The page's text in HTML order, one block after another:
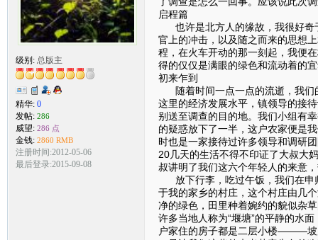
级别: 总版主
精华: 0
发帖: 286
威望: 286 点
金钱: 2860 RMB
注册时间:2012-05-06
最后登录:2015-09-08
启程篇
也许是北方人的缘故，我很好奇
官上的冲击，以及随之而来的思想
程，在火车开动的那一刻起，我便
得的仅仅是满眼的绿色和流动着的
初来乍到
随着时间一点一点的流逝，我们
这里的经济发展水平，镇领导的接
别送至调查的目的地。我们小组有
的疑惑放下了一半，这户农家便是
时也是一家接待过许多领导和调研
20几天的生活不得不印证了大叔大
叔讲明了我们这六个年轻人的来意
放下行李，吃过午饭，我们在申
于我的家乡的村庄，这个村庄由几
净的绿色，田里种着婉约的貌似杂
许多当地人称为“堰塘”的平静的水
户家住的房子都是二层小楼———坡